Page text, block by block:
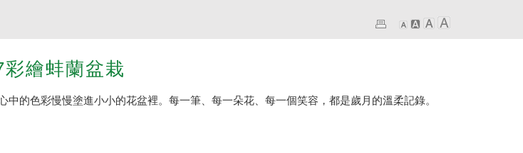
繪蚌蘭盆栽
中的色彩慢慢塗進小小的花盆裡。每一筆、每一朵花、每一個笑容，都是歲月的溫柔記錄。